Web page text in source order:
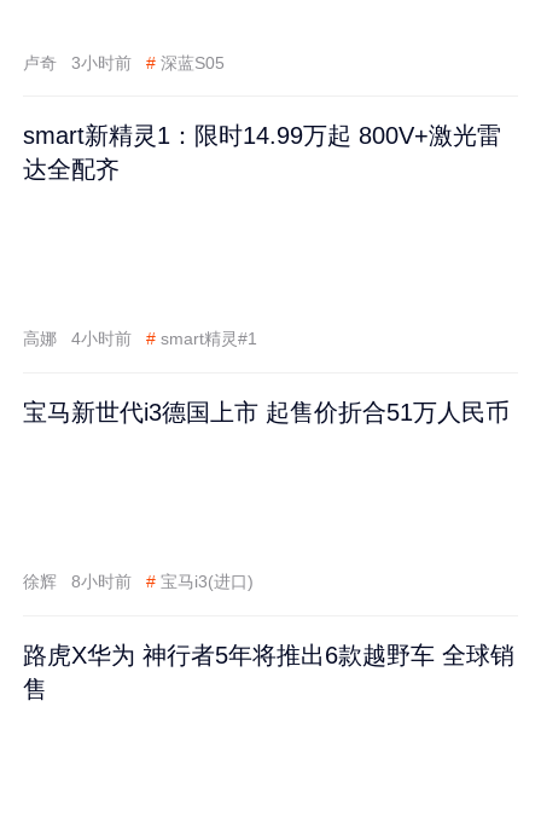
卢奇 3小时前 # 深蓝S05
smart新精灵1：限时14.99万起 800V+激光雷
达全配齐
高娜 4小时前 # smart精灵#1
宝马新世代i3德国上市 起售价折合51万人民币
徐辉 8小时前 # 宝马i3(进口)
路虎X华为 神行者5年将推出6款越野车 全球销
售